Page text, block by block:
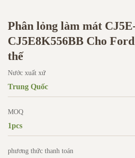
Phân lỏng làm mát
CJ5E8K556BB Cho
thế
Nước xuất xứ
Trung Quốc
MOQ
1pcs
phương thức thanh toán